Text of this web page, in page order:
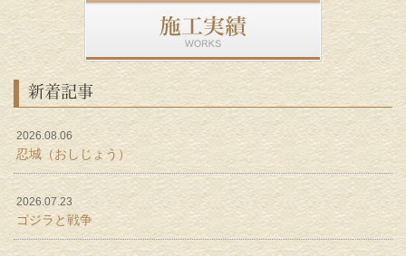
新着記事
2026.08.06
忍城（おしじょう）
2026.07.23
ゴジラと戦争